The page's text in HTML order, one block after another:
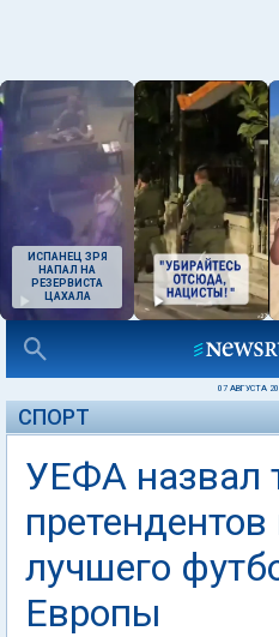
ИСПАНЕЦ ЗРЯ
НАПАЛ НА
РЕЗЕРВИСТА
ЦАХАЛА
07 АВГУСТА
СПОРТ
УЕФА назвал
лучшего
Европы